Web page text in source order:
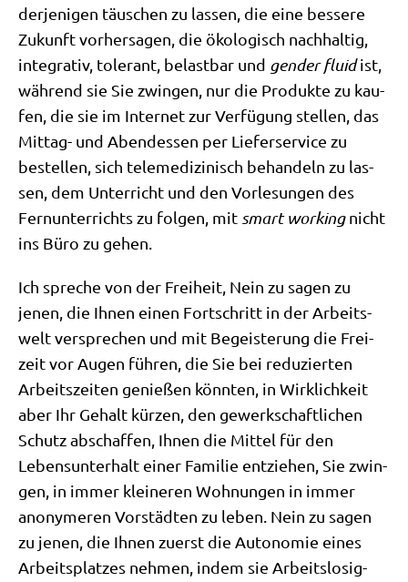
der­je­ni­gen täu­schen zu las­sen, die eine bes­se­re
Zukunft vor­her­sa­gen, die öko­lo­gisch nach­hal­tig,
inte­gra­tiv, tole­rant, belast­bar und gen­der flu­idist,
wäh­rend sie Sie zwin­gen, nur die Pro­duk­te zu kau­
fen, die sie im Inter­net zur Ver­fü­gung stel­len, das
Mit­tag- und Abend­essen per Lie­fer­ser­vice zu
bestel­len, sich tele­me­di­zi­nisch behan­deln zu las­
sen, dem Unter­richt und den Vor­le­sun­gen des
Fern­un­ter­richts zu fol­gen, mit smart workingnicht
ins Büro zu gehen.
Ich spre­che von der Frei­heit, Nein zu sagen zu
jenen, die Ihnen einen Fort­schritt in der Arbeits­
welt ver­spre­chen und mit Begei­ste­rung die Frei­
zeit vor Augen füh­ren, die Sie bei redu­zier­ten
Arbeits­zei­ten genie­ßen könn­ten, in Wirk­lich­keit
aber Ihr Gehalt kür­zen, den gewerk­schaft­li­chen
Schutz abschaf­fen, Ihnen die Mit­tel für den
Lebens­un­ter­halt einer Fami­lie ent­zie­hen, Sie zwin­
gen, in immer klei­ne­ren Woh­nun­gen in immer
anony­me­ren Vor­städ­ten zu leben. Nein zu sagen
zu jenen, die Ihnen zuerst die Auto­no­mie eines
Arbeits­plat­zes neh­men, indem sie Arbeits­lo­sig­